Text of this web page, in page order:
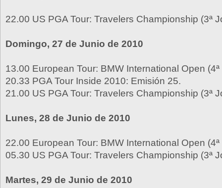
22.00 US PGA Tour: Travelers Championship (3ª
Domingo, 27 de Junio de 2010
13.00 European Tour: BMW International Open
20.33 PGA Tour Inside 2010: Emisión 25.
21.00 US PGA Tour: Travelers Championship (3ª
Lunes, 28 de Junio de 2010
22.00 European Tour: BMW International Open
05.30 US PGA Tour: Travelers Championship (3ª
Martes, 29 de Junio de 2010